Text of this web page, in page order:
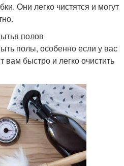
Они легко чистятся и могут
полов
полы, особенно если у вас
вам быстро и легко очистить